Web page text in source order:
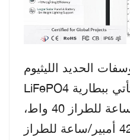
الحديد الليثيوم
LiFePO4 بمزايا عديدة، حيث تأتي ببطارية
12.8 فولت 36 أمبير/ساعة للطراز 40 واط،
وبطارية 12.8 فولت 42 أمبير/ساعة للطراز